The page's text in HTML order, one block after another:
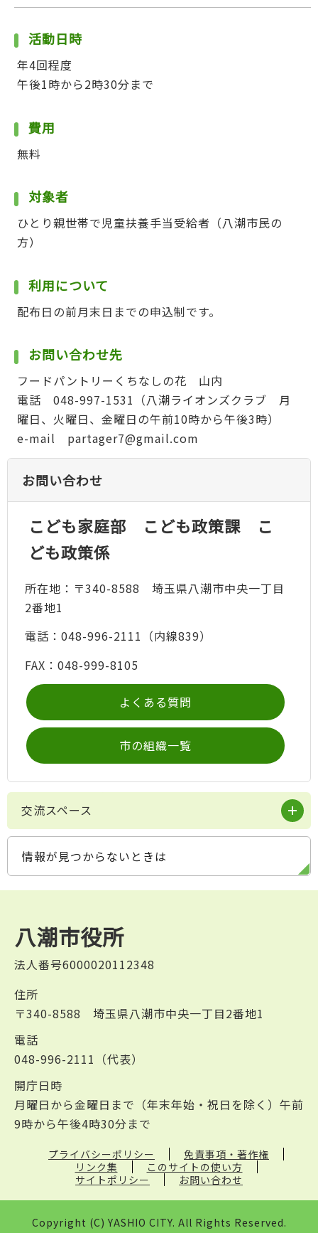
活動日時
年4回程度
午後1時から2時30分まで
費用
無料
対象者
ひとり親世帯で児童扶養手当受給者（八潮市民の
方）
利用について
配布日の前月末日までの申込制です。
お問い合わせ先
フードパントリーくちなしの花 山内
電話 048-997-1531（八潮ライオンズクラブ 月
曜日、火曜日、金曜日の午前10時から午後3時）
e-mail partager7@gmail.com
お問い合わせ
こども家庭部 こども政策課 こ
ども政策係
所在地：〒340-8588 埼玉県八潮市中央一丁目
2番地1
電話：048-996-2111（内線839）
FAX：048-999-8105
よくある質問
市の組織一覧
交流スペース
情報が見つからないときは
八潮市役所
法人番号6000020112348
住所
〒340-8588 埼玉県八潮市中央一丁目2番地1
電話
048-996-2111（代表）
開庁日時
月曜日から金曜日まで（年末年始・祝日を除く）午前
9時から午後4時30分まで
プライバシーポリシー
免責事項・著作権
リンク集
このサイトの使い方
サイトポリシー
お問い合わせ
Copyright (C) YASHIO CITY. All Rights Reserved.